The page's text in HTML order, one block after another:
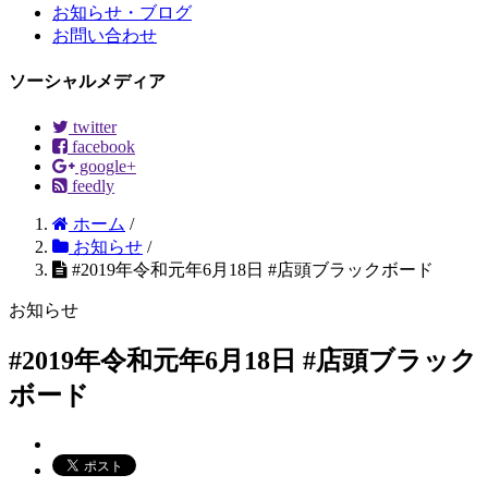
お知らせ・ブログ
お問い合わせ
ソーシャルメディア
twitter
facebook
google+
feedly
ホーム /
お知らせ /
#2019年令和元年6月18日 #店頭ブラックボード
お知らせ
#2019年令和元年6月18日 #店頭ブラック
ボード